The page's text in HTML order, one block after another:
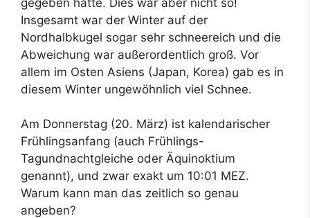
Insgesamt war der Winter auf der
Nordhalbkugel sogar sehr schneereich und die
Abweichung war außerordentlich groß. Vor
allem im Osten Asiens (Japan, Korea) gab es in
diesem Winter ungewöhnlich viel Schnee.
Am Donnerstag (20. März) ist kalendarischer
Frühlingsanfang (auch Frühlings-
Tagundnachtgleiche oder Äquinoktium
genannt), und zwar exakt um 10:01 MEZ.
Warum kann man das zeitlich so genau
angeben?